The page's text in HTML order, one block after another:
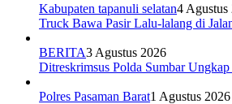
Kabupaten tapanuli selatan4 Agustus
Truck Bawa Pasir Lalu-lalang di
BERITA3 Agustus 2026
Ditreskrimsus Polda Sumbar
Polres Pasaman Barat1 Agustus 2026